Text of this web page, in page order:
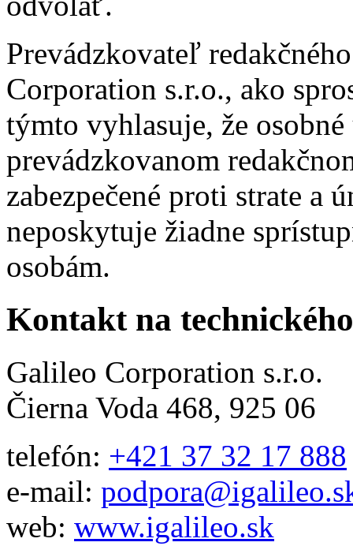
Prevádzkovateľ
Corporation s.r.o., ako
týmto vyhlasuje, že
prevádzkovanom
zabezpečené proti strate a
neposkytuje žiadne
osobám.
Kontakt na
Galileo Corporation s.r.o.
Čierna Voda 468, 925 06
telefón: +421 37 32 17 888
e-mail:
web: www.igalileo.sk